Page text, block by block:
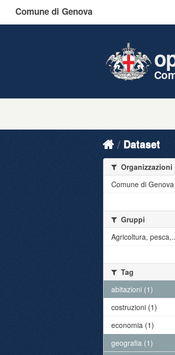
Comune di Genova
Dataset
Organizzazioni
Comune di
Gruppi
Agricoltura,
Tag
abitazioni (1)
costruzioni (1)
economia (1)
geografia (1)